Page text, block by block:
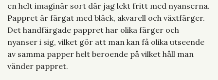
en helt imaginär sort där jag lekt fritt med nyanserna.
Pappret är färgat med bläck, akvarell och växtfärger.
Det handfärgade pappret har olika färger och
nyanser i sig, vilket gör att man kan få olika utseende
av samma papper helt beroende på vilket håll man
vänder pappret.